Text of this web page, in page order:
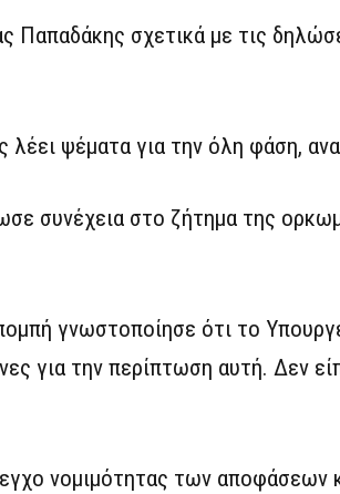
Παπαδάκης σχετικά με τις
ψέματα για την όλη φάση,
συνέχεια στο ζήτημα της
γνωστοποίησε ότι το
για την περίπτωση αυτή. Δεν
νομιμότητας των